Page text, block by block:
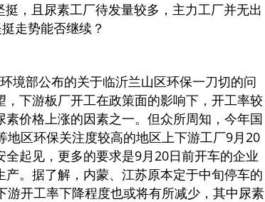
，且尿素工厂待发量较多，主力工厂并无出
走势能否继续？
部公布的关于临沂兰山区环保一刀切的问
下游板厂开工在政策面的影响下，开工率较
价格上涨的因素之一。但众所周知，今年国
区环保关注度较高的地区上下游工厂9月20
起见，更多的要求是9月20日前开车的企业
。据了解，内蒙、江苏原本定于中旬停车的
开工率下降程度也或将有所减少，其中尿素